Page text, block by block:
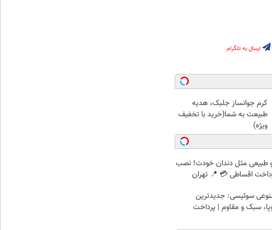
ارسال به تلگرام
کرم جوانساز جلبک، هدیه
طبیعت به شما(خرید با تخفیف
ویژه)
طبیعی مثل دندان خودت! نصب
اقساطی 💳 📍 تهران
سوئیسی: جدیدترین
سبک و مقاوم | پرداخت